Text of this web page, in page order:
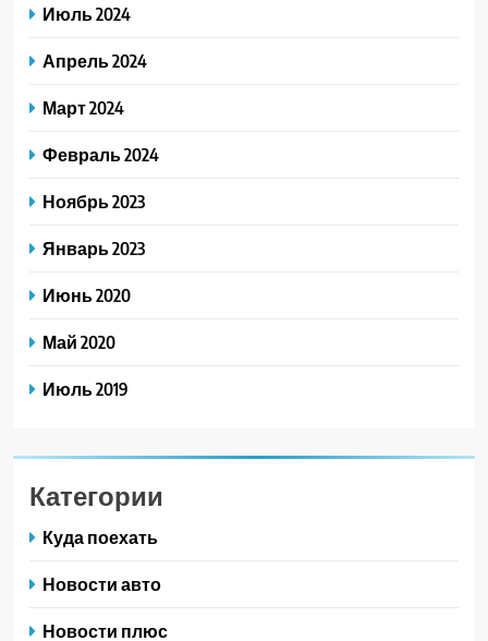
Июль 2024
Апрель 2024
Март 2024
Февраль 2024
Ноябрь 2023
Январь 2023
Июнь 2020
Май 2020
Июль 2019
Категории
Куда поехать
Новости авто
Новости плюс